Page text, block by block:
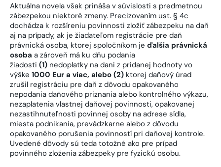
Aktuálna novela však prináša v súvislosti s predmetnou
zábezpekou niektoré zmeny. Precizovaním ust. § 4c
dochádza k rozšíreniu povinnosti zložiť zábezpeku na daň
aj na prípady, ak je žiadateľom registrácie pre daň
právnická osoba, ktorej spoločníkom je ďalšia právnická
osoba a zároveň má ku dňu podania
žiadosti (1) nedoplatky na dani z pridanej hodnoty vo
výške 1000 Eur a viac, alebo (2) ktorej daňový úrad
zrušil registráciu pre daň z dôvodu opakovaného
nepodania daňového priznania alebo kontrolného výkazu,
nezaplatenia vlastnej daňovej povinnosti, opakovanej
nezastihnuteľnosti povinnej osoby na adrese sídla,
miesta podnikania, prevádzkarne alebo z dôvodu
opakovaného porušenia povinností pri daňovej kontrole.
Uvedené dôvody sú teda totožné ako pre prípad
povinného zloženia zábezpeky pre fyzickú osobu.